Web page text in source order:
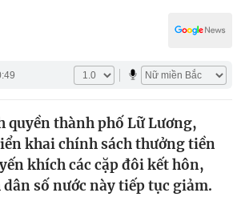
quyền thành phố Lữ Lương,
khai chính sách thưởng tiền
khích các cặp đôi kết hôn,
số nước này tiếp tục giảm.